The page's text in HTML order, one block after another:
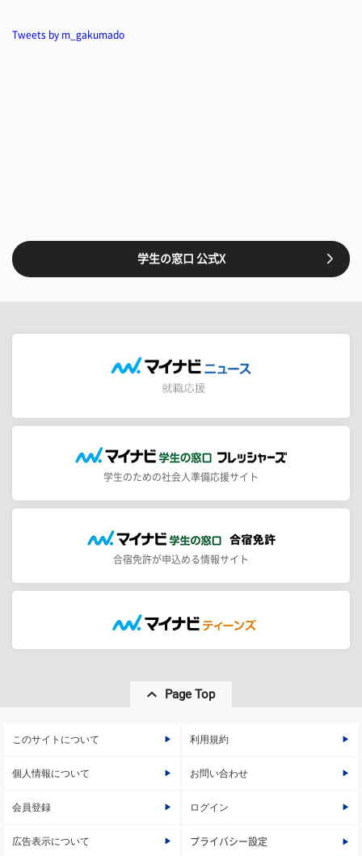
Tweets by m_gakumado
学生の窓口 公式X
学生のための社会人準備応援サイト
合宿免許が申込める情報サイト
Page Top
このサイトについて 利用規約
個人情報について お問い合わせ
会員登録 ログイン
広告表示について プライバシー設定